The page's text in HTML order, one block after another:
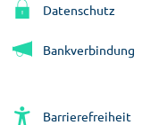
Datenschutz
Bankverbindung
Barrierefreiheit